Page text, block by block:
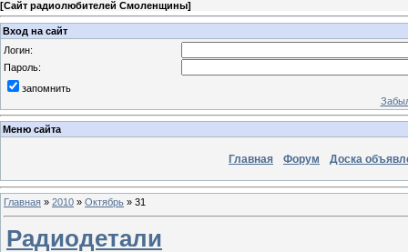
[Сайт радиолюбителей Смоленщины]
Вход на сайт
Логин:
Пароль:
запомнить
Меню сайта
Главная Форум Доска
Главная » 2010 » Октябрь » 31
Радиодетали